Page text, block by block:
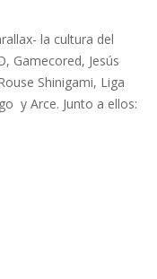
la cultura del
Gamecored, Jesús
Shinigami, Liga
y Arce. Junto a ellos: